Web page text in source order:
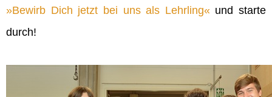
Bewirb Dich jetzt bei uns als Lehrling und starte
durch!